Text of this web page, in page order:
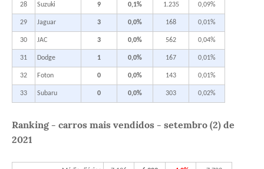
28 Suzuki 9 0,1% 1.235 0,09%
29 Jaguar 3 0,0% 168 0,01%
30 JAC 3 0,0% 562 0,04%
31 Dodge 1 0,0% 167 0,01%
32 Foton 0 0,0% 143 0,01%
33 Subaru 0 0,0% 303 0,02%
Ranking - carros mais vendidos - setembro (2) de
2021